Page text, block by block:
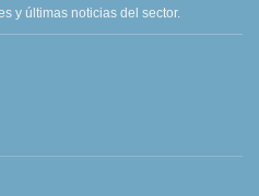
y últimas noticias del sector.